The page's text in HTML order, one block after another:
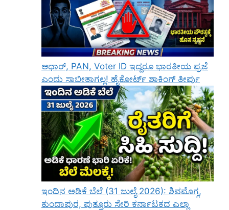
ಆಧಾರ್, PAN, Voter ID ಇದ್ದರೂ ಭಾರತೀಯ ಪ್ರಜೆ
ಎಂದು ಸಾಬೀತಾಗಲ್ಲ! ಹೈಕೋರ್ಟ್ ಶಾಕಿಂಗ್ ತೀರ್ಪು
ಇಂದಿನ ಅಡಿಕೆ ಬೆಲೆ (31 ಜುಲೈ 2026): ಶಿವಮೊಗ್ಗ,
ಕುಂದಾಪುರ, ಪುತ್ತೂರು ಸೇರಿ ಕರ್ನಾಟಕದ ಎಲ್ಲಾ